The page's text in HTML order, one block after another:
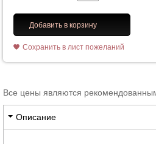
Добавить в корзину
Сохранить в лист пожеланий
Все цены являются
Описание